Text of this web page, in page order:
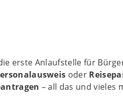
erste Anlaufstelle für
oder
– all das und vieles